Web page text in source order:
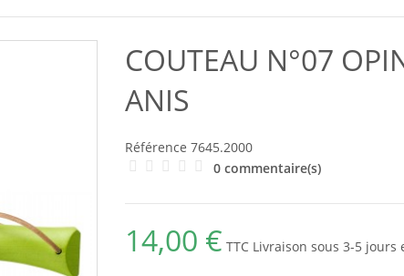
COUTEAU N°07
ANIS
Référence 7645.2000
0 commentaire(s)
14,00 € TTC Livraison sous 3-5 jours